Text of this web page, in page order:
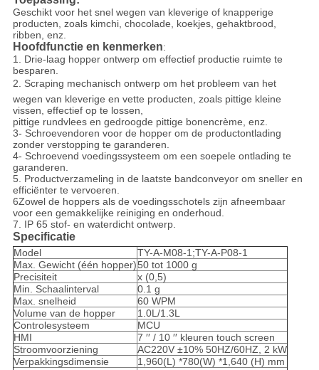
Geschikt voor het snel wegen van kleverige of knapperige
producten, zoals kimchi, chocolade, koekjes, gehaktbrood,
ribben, enz.
Hoofdfunctie en kenmerken:
1. Drie-laag hopper ontwerp om effectief productie ruimte te
besparen.
2. Scraping mechanisch ontwerp om het probleem van het
wegen van kleverige en vette producten, zoals pittige kleine
vissen, effectief op te lossen,
pittige rundvlees en gedroogde pittige bonencrème, enz.
3- Schroevendoren voor de hopper om de productontlading
zonder verstopping te garanderen.
4- Schroevend voedingssysteem om een soepele ontlading te
garanderen.
5. Productverzameling in de laatste bandconveyor om sneller en
efficiënter te vervoeren.
6Zowel de hoppers als de voedingsschotels zijn afneembaar
voor een gemakkelijke reiniging en onderhoud.
7. IP 65 stof- en waterdicht ontwerp.
Specificatie
Model
TY-A-M08-1;TY-A-P08-1
Max. Gewicht (één hopper)50 tot 1000 g
Precisiteit
x (0,5)
Min. Schaalinterval
0.1 g
Max. snelheid
60 WPM
Volume van de hopper
1.0L/1.3L
Controlesysteem
MCU
HMI
7 ′′ / 10 ′′ kleuren touch screen
Stroomvoorziening
AC220V ±10% 50HZ/60HZ, 2 kW
Verpakkingsdimensie
1,960(L) *780(W) *1,640 (H) mm